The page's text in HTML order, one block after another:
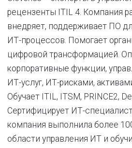
рецензенты ITIL 4. Компания
внедряет, поддерживает ПО
ИТ-процессов. Помогает
цифровой трансформацией.
корпоративные функции,
ИТ-услуг, ИТ-рисками,
Обучает ITIL, ITSM, PRINCE2,
Сертифицирует ИТ-
компания выполнила более
области управления ИТ и